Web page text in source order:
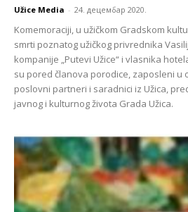
Užice Media - 24. децембар 2020.
Komemoraciji, u užičkom Gradskom
smrti poznatog užičkog privrednika
kompanije „Putevi Užice“ i vlasnika
su pored članova porodice, zaposleni u
poslovni partneri i saradnici iz Užica,
javnog i kulturnog života Grada Užica.